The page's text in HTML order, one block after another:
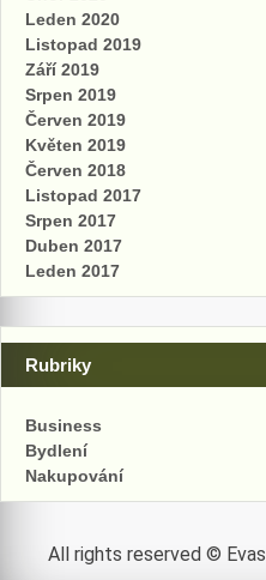
Leden 2020
Listopad 2019
Září 2019
Srpen 2019
Červen 2019
Květen 2019
Červen 2018
Listopad 2017
Srpen 2017
Duben 2017
Leden 2017
Rubriky
Business
Bydlení
Nakupování
All rights reserved © Evas